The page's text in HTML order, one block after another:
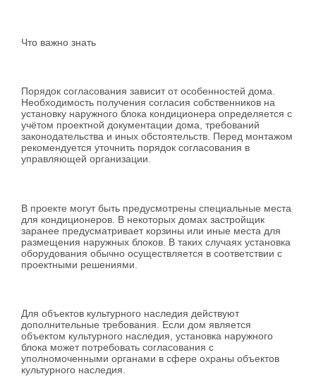
Что важно знать
Порядок согласования зависит от особенностей дома.
Необходимость получения согласия собственников на
установку наружного блока кондиционера определяется с
учётом проектной документации дома, требований
законодательства и иных обстоятельств. Перед монтажом
рекомендуется уточнить порядок согласования в
управляющей организации.
В проекте могут быть предусмотрены специальные места
для кондиционеров. В некоторых домах застройщик
заранее предусматривает корзины или иные места для
размещения наружных блоков. В таких случаях установка
оборудования обычно осуществляется в соответствии с
проектными решениями.
Для объектов культурного наследия действуют
дополнительные требования. Если дом является
объектом культурного наследия, установка наружного
блока может потребовать согласования с
уполномоченными органами в сфере охраны объектов
культурного наследия.